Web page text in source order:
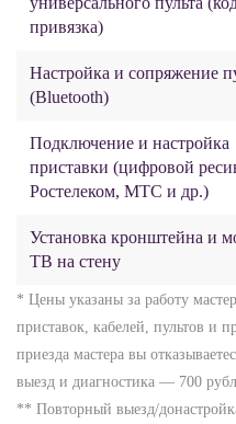
привязка)
Настройка и сопряжение
(Bluetooth)
Подключение и настройка
приставки (цифровой
Ростелеком, МТС и др.)
Установка кронштейна и
ТВ на стену
* Цены указаны за работу
приставок, кабелей, пультов и
приезда мастера вы
выезд и диагностика — 700
** Повторный выезд/